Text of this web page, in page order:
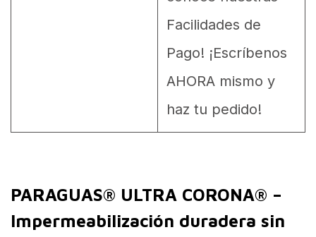
Facilidades de
Pago! ¡Escríbenos
AHORA mismo y
haz tu pedido!
PARAGUAS® ULTRA CORONA® –
Impermeabilización duradera sin